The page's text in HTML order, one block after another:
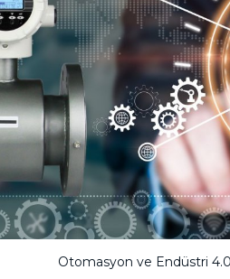
Otomasyon ve Endüstri 4.0